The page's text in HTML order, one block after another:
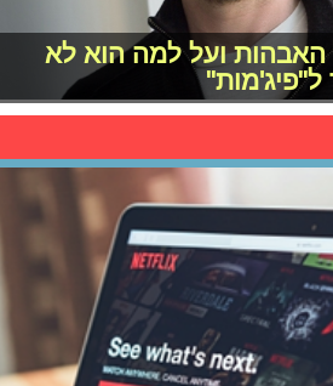
האבהות ועל למה הוא לא
ל"פיג'מות"